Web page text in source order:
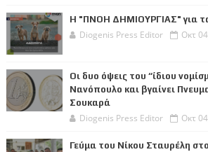
Η "ΠΝΟΗ ΔΗΜΙΟΥΡΓΙΑΣ" για
Diogenis Press Editor Οκτ
Οι δυο όψεις του “ίδιου
Νανόπουλο και βγαίνει
Σουκαρά
Diogenis Press Editor Οκτ
Γεύμα του Νίκου Σταυρέλη